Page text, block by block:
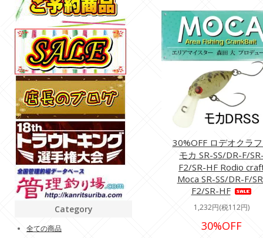
30%OFF ロデオクラ
モカ SR-SS/DR-F/
F2/SR-HF Rodio
Moca SR-SS/DR-F/
F2/SR-HF
1,232円(税112円)
30%OFF
Category
全ての商品